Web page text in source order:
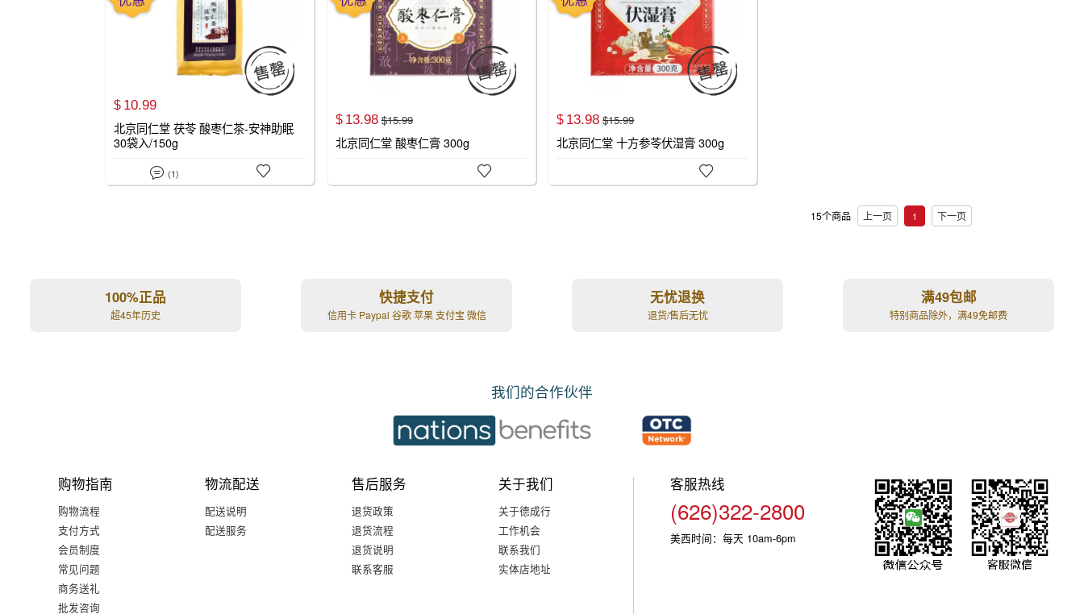
$ 10.99
北京同仁堂 茯苓 酸枣仁茶-安神助眠
30袋入/150g

 (1) 
$ 13.98 $15.99
北京同仁堂 酸枣仁膏 300g


$ 13.98 $15.99
北京同仁堂 十方参苓伏湿膏 300g


15个商品 上一页 1 下一页
100%正品
超45年历史
快捷支付
信用卡 Paypal 谷歌 苹果 支付宝 微信
无忧退换
退货/售后无忧
满49包邮
特别商品除外，满49免邮费
我们的合作伙伴
购物指南
购物流程
支付方式
会员制度
常见问题
商务送礼
批发咨询
物流配送
配送说明
配送服务
售后服务
退货政策
退货流程
退货说明
联系客服
关于我们
关于德成行
工作机会
联系我们
实体店地址
客服热线
(626)322-2800
美西时间： 每天 10am-6pm